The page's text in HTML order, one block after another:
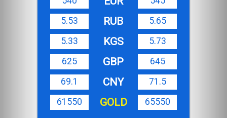
5.53
RUB
5.65
5.33
KGS
5.73
625
GBP
645
69.1
CNY
71.5
61550
GOLD 65550